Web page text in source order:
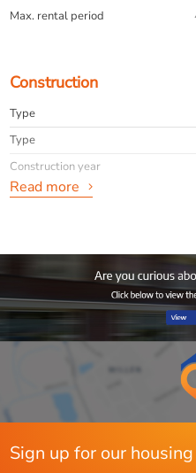
Max. rental period
Construction
Type
Type
Construction year
Interior
Hot water heating
Read more
Sign up for our